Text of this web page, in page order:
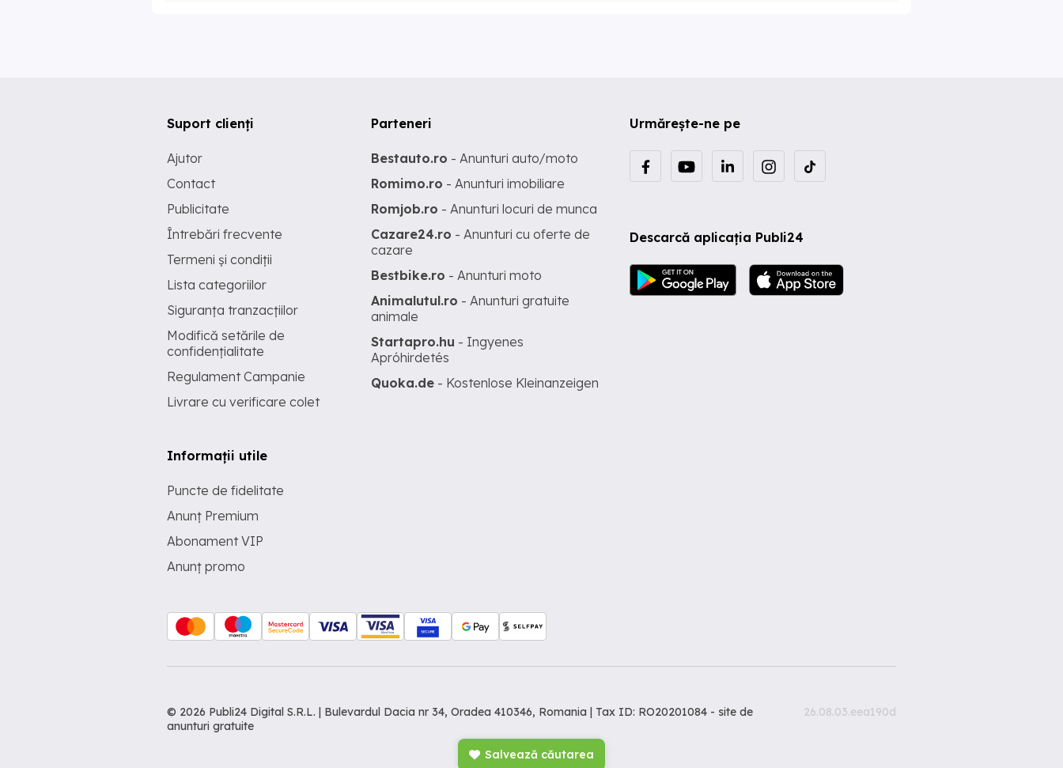
Salvează căutarea
Urmărește-ne pe
Descarcă aplicația Publi24
Suport clienți
Ajutor
Contact
Publicitate
Întrebări frecvente
Termeni și condiții
Lista categoriilor
Siguranța tranzacțiilor
Modifică setările de
confidențialitate
Regulament Campanie
Livrare cu verificare colet
Informații utile
Puncte de fidelitate
Anunț Premium
Abonament VIP
Anunț promo
Parteneri
Bestauto.ro - Anunturi auto/moto
Romimo.ro - Anunturi imobiliare
Romjob.ro - Anunturi locuri de munca
Cazare24.ro - Anunturi cu oferte de
cazare
Bestbike.ro - Anunturi moto
Animalutul.ro - Anunturi gratuite
animale
Startapro.hu - Ingyenes
Apróhirdetés
Quoka.de - Kostenlose Kleinanzeigen
© 2026 Publi24 Digital S.R.L. | Bulevardul Dacia nr 34, Oradea 410346, Romania | Tax ID: RO20201084 - site de
anunturi gratuite
26.08.03.eea190d